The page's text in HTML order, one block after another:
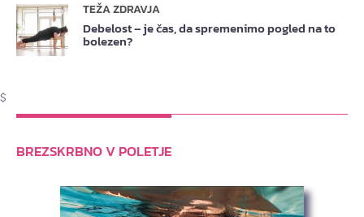
TEŽA ZDRAVJA
Debelost – je čas, da spremenimo pogled na to
bolezen?
$
BREZSKRBNO V POLETJE